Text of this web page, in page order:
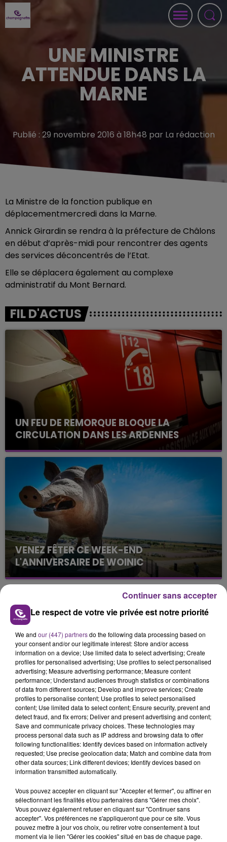
UNE MINISTRE
ATTENDUE DANS LA
MARNE
Publié : 29 novembre 2016 à 18h48 par La rédaction
La Ministre de la fonction publique en
déplacementmercredi dans la Marne.
Annick Girardin se rendra à la préfecture de Châlons
en début d’après-midi pour rencontrer des agents
des services déconcentrés de l’Etat.
Elle se déplacera également au complexe
administratif du Mont Bernard.
FIL D'ACTUS
UN FEU DE REMORQUE BLOQUE LA
CIRCULATION DANS LES ARDENNES
Un feu de remorque s'est déclaré ce mercredi en
fin de matinée sur l'A34.
VENEZ FÊTER CE WEEK-END
L'ANNIVERSAIRE DE WOINIC
Ce samedi 8 août sera un grand jour :
l'anniversaire du plus gros sanglier du monde.
Une fête est donc organisée et vous êtes tous
conviés !
TITRES DIFFUSÉS
5h51
5h51
MICHAEL JACKSON
You Are Not Alone
5h49
5h49
DJ GOJA & JASON DERULO &
MELODY
Mi Chico
Le respect de votre vie privée est notre priorité
We and our (447) partnersdo the following data processing based on
your consent and/or our legitimate interest: Store and/or access
information on a device; Use limited data to select advertising; Create
profiles for personalised advertising; Use profiles to select personalised
advertising; Measure advertising performance; Measure content
performance; Understand audiences through statistics or combinations
of data from different sources; Develop and improve services; Create
profiles to personalise content; Use profiles to select personalised
content; Use limited data to select content; Ensure security, prevent and
detect fraud, and fix errors; Deliver and present advertising and content;
Save and communicate privacy choices. These technologies may
process personal data such as IP address and browsing data to offer
following functionalities: Identify devices based on information actively
requested; Use precise geolocation data; Match and combine data from
other data sources; Link different devices; Identify devices based on
information transmitted automatically.
Vous pouvez accepter en cliquant sur "Accepter et fermer", ou affiner en
sélectionnant les finalités et/ou partenaires dans "Gérer mes choix".
Vous pouvez également refuser en cliquant sur "Continuer sans
accepter". Vos préférences ne s'appliqueront que pour ce site. Vous
pouvez mettre à jour vos choix, ou retirer votre consentement à tout
moment via le lien "Gérer les cookies" situé en bas de chaque page.
Continuer sans accepter